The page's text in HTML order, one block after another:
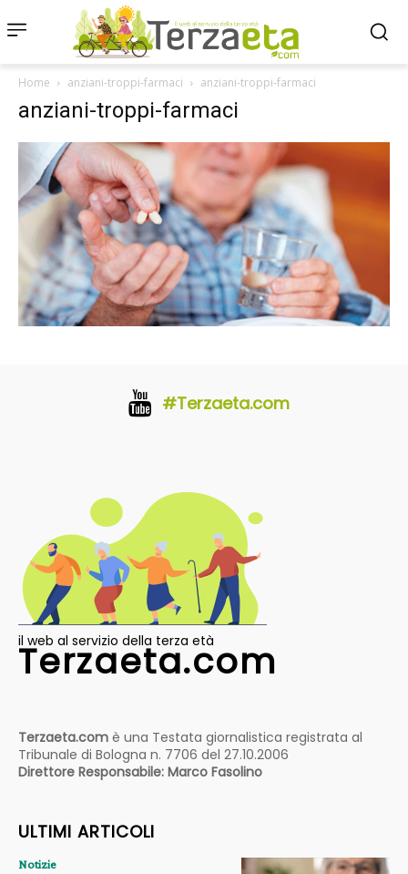
Home anziani-troppi-farmaci anziani-troppi-farmaci
anziani-troppi-farmaci
#Terzaeta.com
il web al servizio della terza età
Terzaeta.com
Terzaeta.com è una Testata giornalistica registrata al
Tribunale di Bologna n. 7706 del 27.10.2006
Direttore Responsabile: Marco Fasolino
ULTIMI ARTICOLI
Notizie